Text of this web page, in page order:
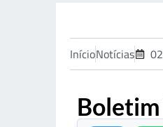
InícioNotícias